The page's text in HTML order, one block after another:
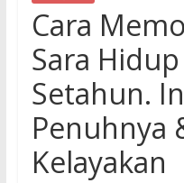
Cara
Sara
Setahun.
Penuhnya
Kelayakan